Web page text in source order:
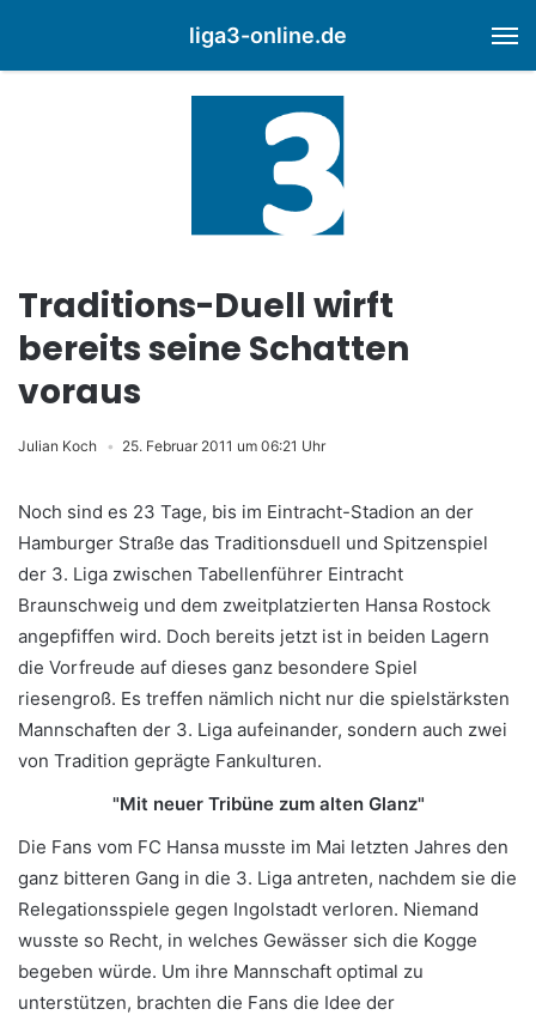
liga3-online.de
Traditions-Duell wirft
bereits seine Schatten
voraus
Julian Koch 25. Februar 2011 um 06:21 Uhr
Noch sind es 23 Tage, bis im Eintracht-Stadion an der
Hamburger Straße das Traditionsduell und Spitzenspiel
der 3. Liga zwischen Tabellenführer Eintracht
Braunschweig und dem zweitplatzierten Hansa Rostock
angepfiffen wird. Doch bereits jetzt ist in beiden Lagern
die Vorfreude auf dieses ganz besondere Spiel
riesengroß. Es treffen nämlich nicht nur die spielstärksten
Mannschaften der 3. Liga aufeinander, sondern auch zwei
von Tradition geprägte Fankulturen.
"Mit neuer Tribüne zum alten Glanz"
Die Fans vom FC Hansa musste im Mai letzten Jahres den
ganz bitteren Gang in die 3. Liga antreten, nachdem sie die
Relegationsspiele gegen Ingolstadt verloren. Niemand
wusste so Recht, in welches Gewässer sich die Kogge
begeben würde. Um ihre Mannschaft optimal zu
unterstützen, brachten die Fans die Idee der